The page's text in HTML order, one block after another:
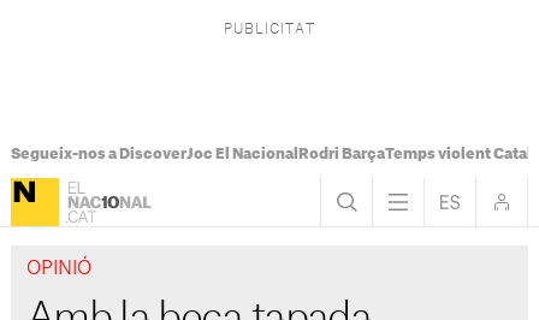
Segueix-nos a DiscoverJoc El Nacional Rodri BarçaTemps violent
OPINIÓ